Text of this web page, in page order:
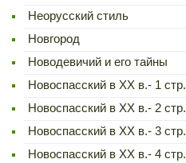
Неорусский стиль
Новгород
Новодевичий и его тайны
Новоспасский в XX в.- 1 стр.
Новоспасский в XX в.- 2 стр.
Новоспасский в XX в.- 3 стр.
Новоспасский в XX в.- 4 стр.